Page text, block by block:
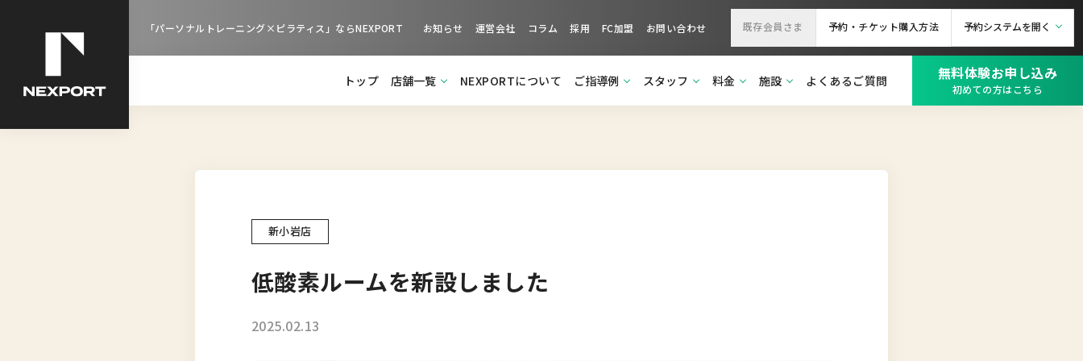
「パーソナルトレーニング×ピラティス」ならNEXPORT お知らせ 運営会社 コラム 採用 FC加盟 お問い合わせ 既存会員さま 予約・チケット購入方法 予約システムを開く
トップ 店舗一覧 NEXPORTについて ご指導例 スタッフ 料金 施設 よくあるご質問 無料体験お申し込み
初めての方はこちら
新小岩店
低酸素ルームを新設しました
2025.02.13